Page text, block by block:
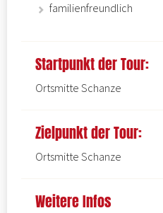
familienfreundlich
Startpunkt der Tour:
Ortsmitte Schanze
Zielpunkt der Tour:
Ortsmitte Schanze
Weitere Infos